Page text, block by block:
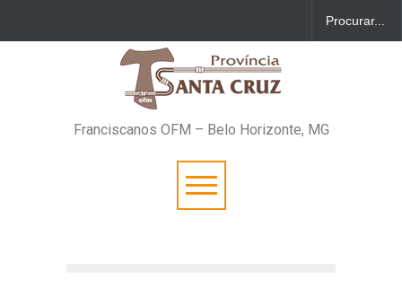
Franciscanos OFM – Belo Horizonte, MG